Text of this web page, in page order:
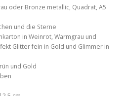
oder Bronze metallic, Quadrat, A5
und die Sterne
in Weinrot, Warmgrau und
Glitter fein in Gold und Glimmer in
und Gold